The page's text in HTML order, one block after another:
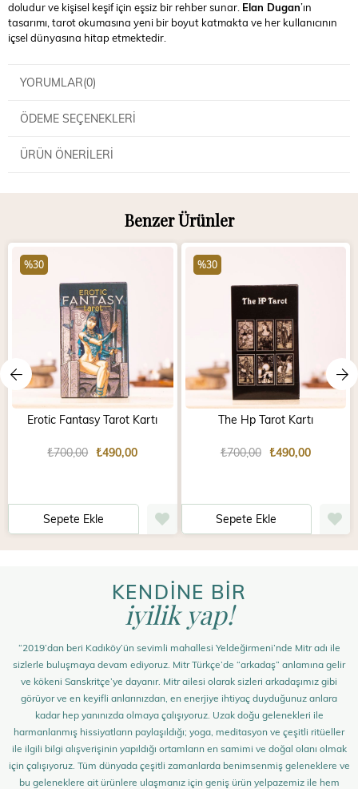
doludur ve kişisel keşif için eşsiz bir rehber sunar. Elan Dugan’ın
tasarımı, tarot okumasına yeni bir boyut katmakta ve her kullanıcının
içsel dünyasına hitap etmektedir.
YORUMLAR(0)
ÖDEME SEÇENEKLERI
ÜRÜN ÖNERILERI
Benzer Ürünler
Erotic Fantasy Tarot Kartı
₺490,00
₺700,00
Sepete Ekle
%30
The Hp Tarot Kartı
₺490,00
₺700,00
Sepete Ekle
%30
KENDİNE BİR
iyilik yap!
“2019’dan beri Kadıköy’ün sevimli mahallesi Yeldeğirmeni’nde Mitr adı ile
sizlerle buluşmaya devam ediyoruz. Mitr Türkçe’de “arkadaş” anlamına gelir
ve kökeni Sanskritçe’ye dayanır. Mitr ailesi olarak sizleri arkadaşımız gibi
görüyor ve en keyifli anlarınızdan, en enerjiye ihtiyaç duyduğunuz anlara
kadar hep yanınızda olmaya çalışıyoruz. Uzak doğu gelenekleri ile
harmanlanmış hissiyatların paylaşıldığı; yoga, meditasyon ve çeşitli ritüeller
ile ilgili bilgi alışverişinin yapıldığı ortamların en samimi ve doğal olanı olmak
için çalışıyoruz. Tüm dünyada çeşitli zamanlarda benimsenmiş geleneklere ve
bu geleneklere ait ürünlere ulaşmanız için geniş ürün yelpazemiz ile hem